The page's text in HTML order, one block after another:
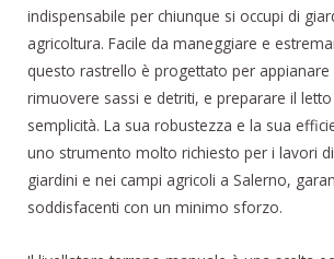
indispensabile per chiunque si occupi di
agricoltura. Facile da maneggiare e
questo rastrello è progettato per appianare
rimuovere sassi e detriti, e preparare il
semplicità. La sua robustezza e la sua
uno strumento molto richiesto per i lavori
giardini e nei campi agricoli a Salerno,
soddisfacenti con un minimo sforzo.